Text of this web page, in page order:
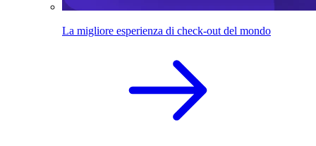
La migliore esperienza di check-out del mondo